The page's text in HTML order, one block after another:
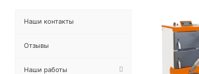
Наши контакты
Отзывы
Наши работы